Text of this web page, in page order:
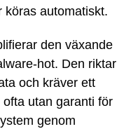
köras automatiskt.
den växande
hot. Den riktar
och kräver ett
utan garanti för
genom